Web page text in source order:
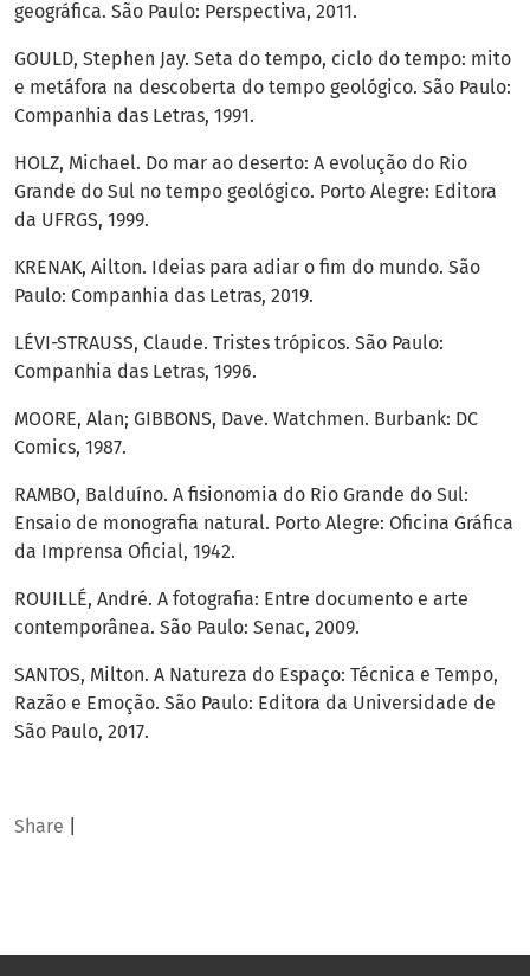
Share
geográfica. São Paulo: Perspectiva, 2011.
GOULD, Stephen Jay. Seta do tempo, ciclo do tempo: mito
e metáfora na descoberta do tempo geológico. São Paulo:
Companhia das Letras, 1991.
HOLZ, Michael. Do mar ao deserto: A evolução do Rio
Grande do Sul no tempo geológico. Porto Alegre: Editora
da UFRGS, 1999.
KRENAK, Ailton. Ideias para adiar o fim do mundo. São
Paulo: Companhia das Letras, 2019.
LÉVI-STRAUSS, Claude. Tristes trópicos. São Paulo:
Companhia das Letras, 1996.
MOORE, Alan; GIBBONS, Dave. Watchmen. Burbank: DC
Comics, 1987.
RAMBO, Balduíno. A fisionomia do Rio Grande do Sul:
Ensaio de monografia natural. Porto Alegre: Oficina Gráfica
da Imprensa Oficial, 1942.
ROUILLÉ, André. A fotografia: Entre documento e arte
contemporânea. São Paulo: Senac, 2009.
SANTOS, Milton. A Natureza do Espaço: Técnica e Tempo,
Razão e Emoção. São Paulo: Editora da Universidade de
São Paulo, 2017.